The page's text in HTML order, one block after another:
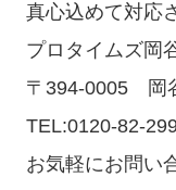
真心込めて対応
プロタイムズ岡
〒394-0005 岡
TEL:0120-82-
お気軽にお問い